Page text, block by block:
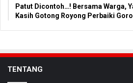
Patut Dicontoh…! Bersama Warga,
Kasih Gotong Royong Perbaiki
TENTANG